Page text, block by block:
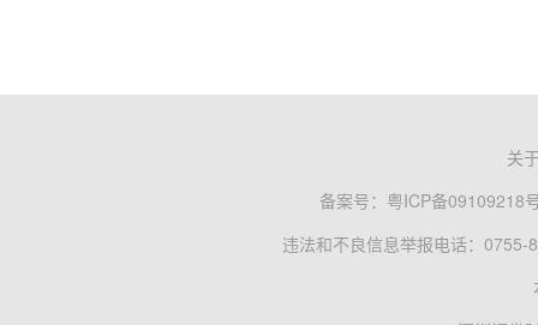
关
备案号： 粤ICP备09109218
违法和不良信息举报电话：0755-